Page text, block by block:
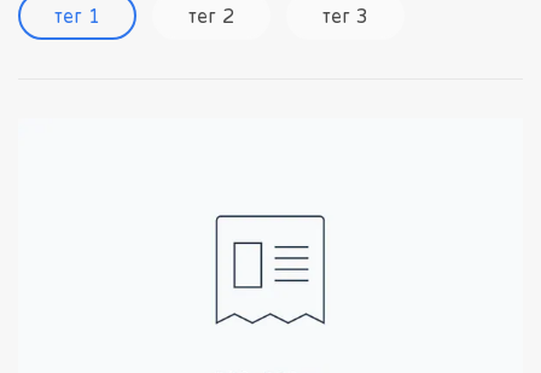
тег 1 тег 2 тег 3